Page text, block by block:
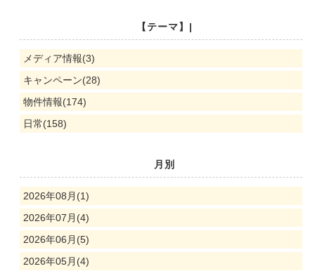
【テーマ】|
メディア情報(3)
キャンペーン(28)
物件情報(174)
日常(158)
月別
2026年08月(1)
2026年07月(4)
2026年06月(5)
2026年05月(4)